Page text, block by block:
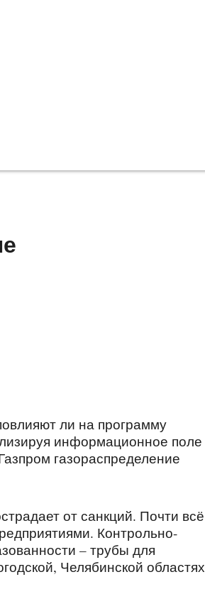
ли на программу
информационное поле
газораспределение
от санкций. Почти всё
Контрольно-
– трубы для
Челябинской областях